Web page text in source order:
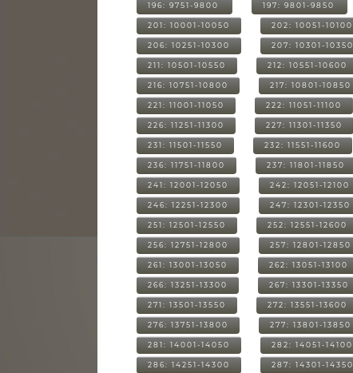
196: 9751-9800 197: 9801-9850
201: 10001-10050 202: 10051-10100
206: 10251-10300 207: 10301-10350
211: 10501-10550 212: 10551-10600
216: 10751-10800 217: 10801-10850
221: 11001-11050 222: 11051-11100
226: 11251-11300 227: 11301-11350
231: 11501-11550 232: 11551-11600
236: 11751-11800 237: 11801-11850
241: 12001-12050 242: 12051-12100
246: 12251-12300 247: 12301-12350
251: 12501-12550 252: 12551-12600
256: 12751-12800 257: 12801-12850
261: 13001-13050 262: 13051-13100
266: 13251-13300 267: 13301-13350
271: 13501-13550 272: 13551-13600
276: 13751-13800 277: 13801-13850
281: 14001-14050 282: 14051-14100
286: 14251-14300 287: 14301-14350